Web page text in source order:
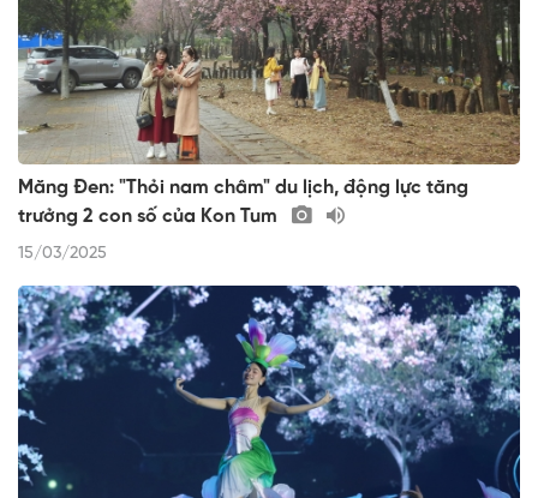
Măng Đen: "Thỏi nam châm" du lịch, động lực tăng
trưởng 2 con số của Kon Tum
15/03/2025